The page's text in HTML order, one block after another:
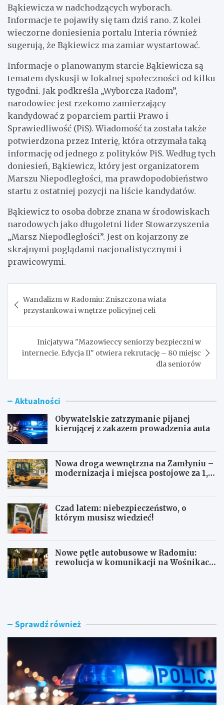
Bąkiewicza w nadchodzących wyborach.
Informacje te pojawiły się tam dziś rano. Z kolei
wieczorne doniesienia portalu Interia również
sugerują, że Bąkiewicz ma zamiar wystartować.
Informacje o planowanym starcie Bąkiewicza są
tematem dyskusji w lokalnej społeczności od kilku
tygodni. Jak podkreśla „Wyborcza Radom”,
narodowiec jest rzekomo zamierzający
kandydować z poparciem partii Prawo i
Sprawiedliwość (PiS). Wiadomość ta została także
potwierdzona przez Interię, która otrzymała taką
informację od jednego z polityków PiS. Według tych
doniesień, Bąkiewicz, który jest organizatorem
Marszu Niepodległości, ma prawdopodobieństwo
startu z ostatniej pozycji na liście kandydatów.
Bąkiewicz to osoba dobrze znana w środowiskach
narodowych jako długoletni lider Stowarzyszenia
„Marsz Niepodległości”. Jest on kojarzony ze
skrajnymi poglądami nacjonalistycznymi i
prawicowymi.
wpisu
Wandalizm w Radomiu: Zniszczona wiata
przystankowa i wnętrze policyjnej celi
Inicjatywa "Mazowieccy seniorzy bezpieczni w
internecie. Edycja II" otwiera rekrutację – 80 miejsc
dla seniorów
Aktualności
Obywatelskie zatrzymanie pijanej
kierującej z zakazem prowadzenia auta
Nowa droga wewnętrzna na Zamłyniu –
modernizacja i miejsca postojowe za 1,1
Czad latem: niebezpieczeństwo, o
którym musisz wiedzieć!
Nowe pętle autobusowe w Radomiu:
rewolucja w komunikacji na Wośnikach,
O
t
s
k
z
a
N
r
a
w
n
ę
Sprawdź również